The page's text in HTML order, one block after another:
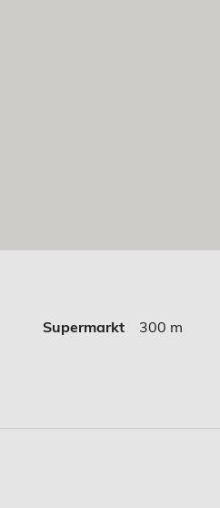
Supermarkt 300 m